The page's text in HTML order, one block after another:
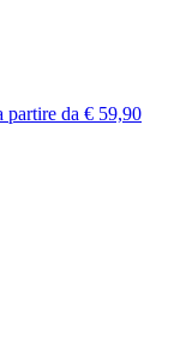
partire da € 59,90